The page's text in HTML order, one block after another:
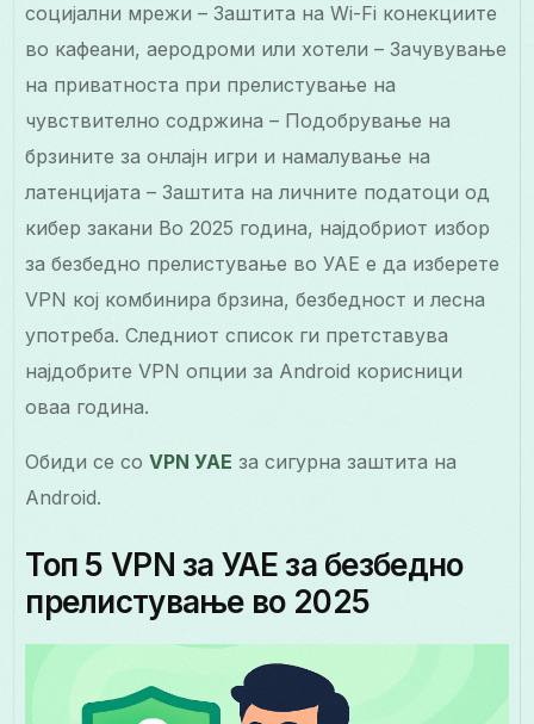
социјални мрежи – Заштита на Wi-Fi конекциите
во кафеани, аеродроми или хотели – Зачувување
на приватноста при прелистување на
чувствително содржина – Подобрување на
брзините за онлајн игри и намалување на
латенцијата – Заштита на личните податоци од
кибер закани Во 2025 година, најдобриот избор
за безбедно прелистување во УАЕ е да изберете
VPN кој комбинира брзина, безбедност и лесна
употреба. Следниот список ги претставува
најдобрите VPN опции за Android корисници
оваа година.
Обиди се соVPN УАЕ за сигурна заштита на
Android.
Топ 5 VPN за УАЕ за безбедно
прелистување во 2025